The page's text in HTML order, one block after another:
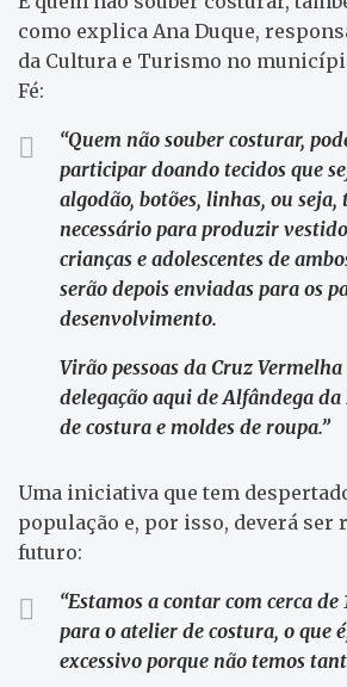
como explica Ana Duque,
da Cultura e Turismo no
Fé:
“Quem não souber costurar,
participar doando tecidos que
algodão, botões, linhas, ou
necessário para produzir
crianças e adolescentes de
serão depois enviadas para os
desenvolvimento.
Virão pessoas da Cruz
delegação aqui de Alfândega
de costura e moldes de roupa.”
Uma iniciativa que tem
população e, por isso, deverá ser
futuro:
“Estamos a contar com cerca de
para o atelier de costura, o que
excessivo porque não temos